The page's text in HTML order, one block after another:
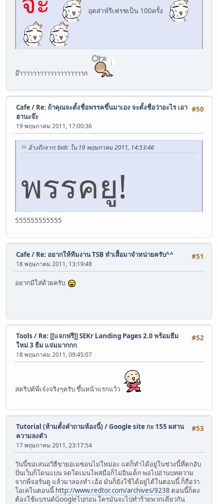
อุตส่าห์รีเฟรชเป็น 100ครั้ง
อ๊าาาาาาาาาาาาาาาาาาาก
#50
Cafe/ Re: ถ้าคุณจะตั้งชื่อพรรคขึ้นมาเอง จะตั้งชื่อว่าอะไร เอา
ฮานะจ๊ะ
19 พฤษภาคม 2011, 17:00:36
อ้างถึงจาก: bidc ใน 19 พฤษภาคม 2011, 14:53:46
พรรคยู!
555555555555
#51
Cafe/ Re: อยากให้ทีมงาน TSB ทำเสื้อมาจำหน่ายครับ^^
18 พฤษภาคม 2011, 13:19:48
อยากมีใส่ด้วยครับ
#52
Tools / Re: [[แจกฟรี]] SEKr Landing Pages 2.0 พร้อมธีม
ใหม่ 3 ธีม แจ่มมากกก
18 พฤษภาคม 2011, 09:45:07
สคริปต์พี่เจ๋งจริงๆครับ ขึ้นหน้าแรกแว้ว
#53
Tutorial (ห้ามตั้งคำถามห้องนี้) /Google site กะ 155 ผสาน
ความลงตัว
17 พฤษภาคม 2011, 23:17:54
วันนี้ขอเสนอวิธีขายอเมซอนไม่ใหม่อะ แต่ก็ทำได้อยู่ในช่วงนี้ที่ตกอับ
ปั่นเว็บก็โดนแบน จดโดเมนโพสมือก็ไม่อินเด็ก พอไปอ่านบทความ
จากพี่จอร์นดู แล้วมาลองทำ เอ้อ มันก็ยังใช้ได้อยู่ได้ในตอนนี้ ก็ถือว่า
โอเคในตอนนี้ http://www.redtor.com/archives/9238 ตอนนี้ก็คง
ต้องใช้แบรนด์Googleไปก่อน ใครมันจะไปทำร้ายพวกเดียวกัน